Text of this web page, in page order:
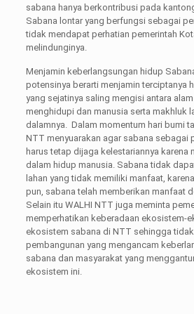
sabana hanya berkontribusi pada
Sabana lontar yang berfungsi sebagai
tidak mendapat perhatian pemerintah
melindunginya.
Menjamin keberlangsungan hidup
potensinya berarti menjamin terciptanya
yang sejatinya saling mengisi antara
menghidupi dan manusia serta makhluk
dalamnya. Dalam momentum hari bumi
NTT menyuarakan agar sabana sebagai
harus tetap dijaga kelestariannya karena
dalam hidup manusia. Sabana tidak
lahan yang tidak memiliki manfaat,
pun, sabana telah memberikan manfaat
Selain itu WALHI NTT juga meminta
memperhatikan keberadaan ekosistem-
ekosistem sabana di NTT sehingga
pembangunan yang mengancam
sabana dan masyarakat yang
ekosistem ini.